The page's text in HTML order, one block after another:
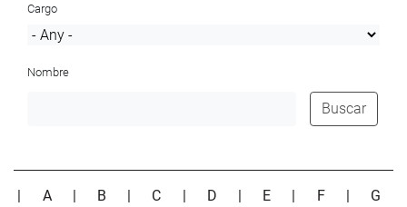
Cargo
Nombre
Buscar
| A | B | C | D | E | F | G